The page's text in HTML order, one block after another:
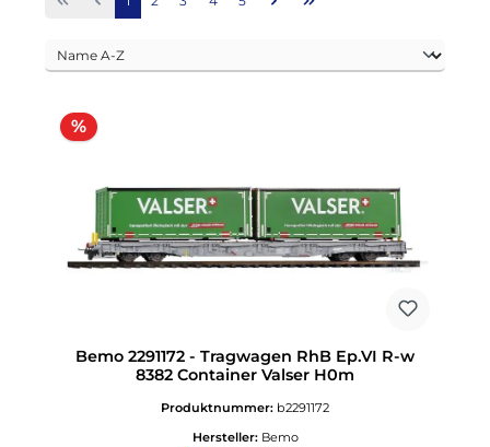
%Rabatt
Bemo 2291172 - Tragwagen RhB Ep.VI R-w
8382 Container Valser H0m
Produktnummer: b2291172
Hersteller: Bemo